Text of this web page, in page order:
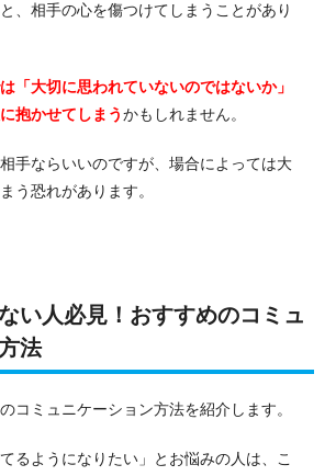
、相手の心を傷つけてしまうことがあり
「大切に思われていないのではないか」
抱かせてしまうかもしれません。
手ならいいのですが、場合によっては大
う恐れがあります。
い人必見！おすすめのコミュ
法
コミュニケーション方法を紹介します。
るようになりたい」とお悩みの人は、こ